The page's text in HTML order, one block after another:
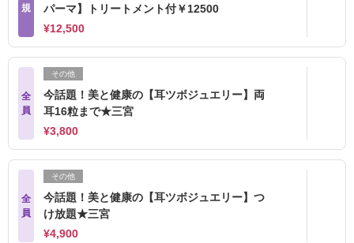
規
パーマ】トリートメント付￥12500
¥12,500
全
員
その他
今話題！美と健康の【耳ツボジュエリー】両
耳16粒まで★三宮
¥3,800
全
員
その他
今話題！美と健康の【耳ツボジュエリー】つ
け放題★三宮
¥4,900